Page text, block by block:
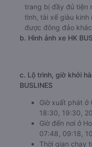
trang bị đầy đủ tiện
tình, tài xế giàu kinh
được đông đảo
b. Hình ảnh xe HK
c. Lộ trình, giờ khởi
BUSLINES
Giờ xuất phát ở
18:30, 19:30,
Giờ đến nơi ở
07:48, 09:18,
Thời gian chạy